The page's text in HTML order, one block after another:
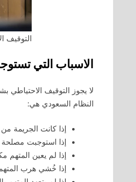
التوقيف
الاسباب التي
لا يجوز التوقيف
النظام السعودي هي:
إذا كانت الجريمة من
إذا استوجبت مصلحة
إذا لم يعين المتهم
إذا خُشي هرب